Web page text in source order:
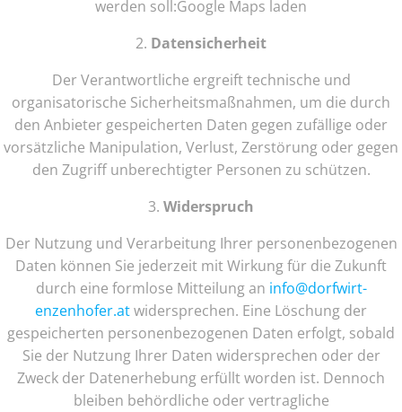
werden soll:Google Maps laden
2. Datensicherheit
Der Verantwortliche ergreift technische und
organisatorische Sicherheitsmaßnahmen, um die durch
den Anbieter gespeicherten Daten gegen zufällige oder
vorsätzliche Manipulation, Verlust, Zerstörung oder gegen
den Zugriff unberechtigter Personen zu schützen.
3. Widerspruch
Der Nutzung und Verarbeitung Ihrer personenbezogenen
Daten können Sie jederzeit mit Wirkung für die Zukunft
durch eine formlose Mitteilung an info@dorfwirt-
enzenhofer.atwidersprechen. Eine Löschung der
gespeicherten personenbezogenen Daten erfolgt, sobald
Sie der Nutzung Ihrer Daten widersprechen oder der
Zweck der Datenerhebung erfüllt worden ist. Dennoch
bleiben behördliche oder vertragliche